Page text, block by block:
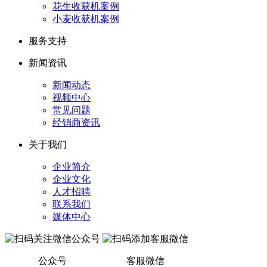
花生收获机案例
小麦收获机案例
服务支持
新闻资讯
新闻动态
视频中心
常见问题
经销商资讯
关于我们
企业简介
企业文化
人才招聘
联系我们
媒体中心
公众号 客服微信